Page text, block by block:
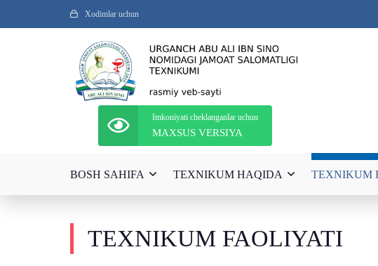
Xodimlar uchun
Imkoniyati cheklanganlar uchun
MAXSUS VERSIYA
BOSH SAHIFA TEXNIKUM HAQIDA TEXNIKUM
TEXNIKUM FAOLIYATI